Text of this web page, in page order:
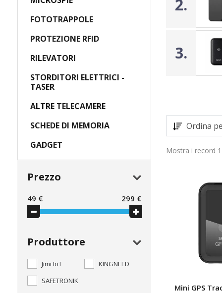
2.
3.
Ordina
Mostra i record
Mini GPS
FOTOTRAPPOLE
PROTEZIONE RFID
RILEVATORI
STORDITORI ELETTRICI -
TASER
ALTRE TELECAMERE
SCHEDE DI MEMORIA
GADGET
Prezzo
49 € 299 €
Produttore
Jimi IoT
KINGNEED
SAFETRONIK